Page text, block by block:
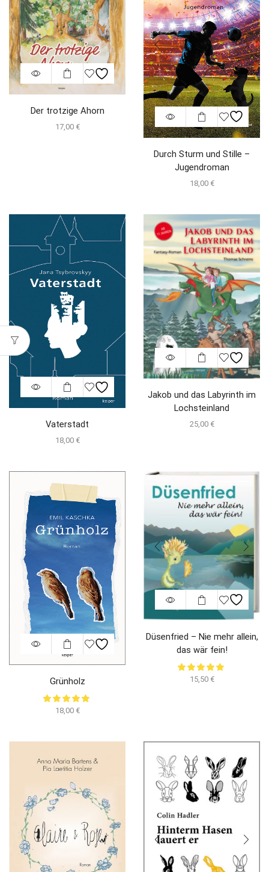
Der trotzige Ahorn
17,00 €
Durch Sturm und Stille –
Jugendroman
18,00 €
Vaterstadt
18,00 €
Jakob und das Labyrinth im
Lochsteinland
25,00 €
Grünholz
18,00 €
Düsenfried – Nie mehr allein,
das wär fein!
15,50 €